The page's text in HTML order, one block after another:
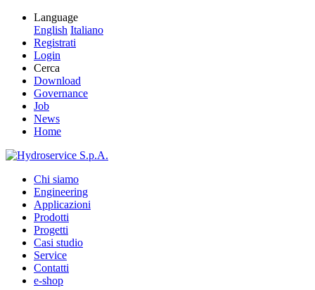
Language
English Italiano
Registrati
Login
Cerca
Download
Governance
Job
News
Home
Chi siamo
Engineering
Applicazioni
Prodotti
Progetti
Casi studio
Service
Contatti
e-shop